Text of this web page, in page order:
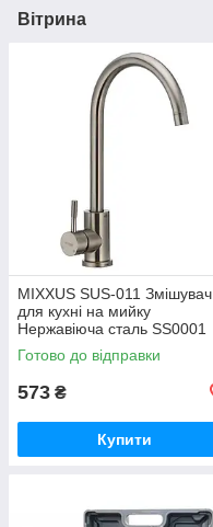
Вітрина
MIXXUS SUS-011 Змішувач
для кухні на мийку
Нержавіюча сталь SS0001
Готово до відправки
573 ₴
Купити